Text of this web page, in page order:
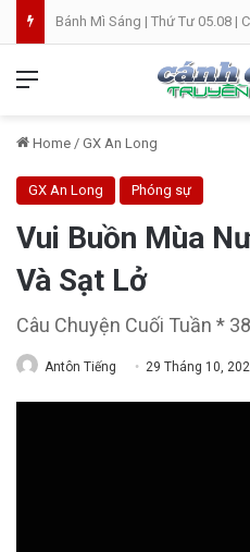
Home / GX An Long
GX An Long Phóng sự
Vui Buồn Mùa
Và Sạt Lở
Câu Chuyện Cuối Tuần * 38
Antôn Tiếng 29 Tháng 10,